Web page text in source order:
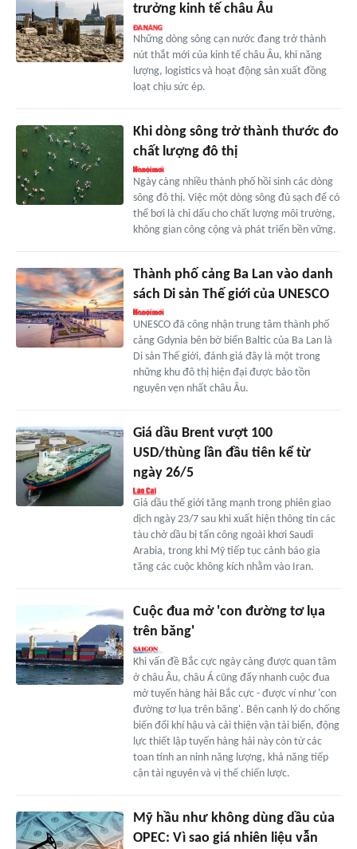
trưởng kinh tế châu Âu
Những dòng sông cạn nước đang trở thành
nút thắt mới của kinh tế châu Âu, khi năng
lượng, logistics và hoạt động sản xuất đồng
loạt chịu sức ép.
Khi dòng sông trở thành thước đo
chất lượng đô thị
Ngày càng nhiều thành phố hồi sinh các dòng
sông đô thị. Việc một dòng sông đủ sạch để có
thể bơi là chỉ dấu cho chất lượng môi trường,
không gian công cộng và phát triển bền vững.
Thành phố cảng Ba Lan vào danh
sách Di sản Thế giới của UNESCO
UNESCO đã công nhận trung tâm thành phố
cảng Gdynia bên bờ biển Baltic của Ba Lan là
Di sản Thế giới, đánh giá đây là một trong
những khu đô thị hiện đại được bảo tồn
nguyên vẹn nhất châu Âu.
Giá dầu Brent vượt 100
USD/thùng lần đầu tiên kể từ
ngày 26/5
Giá dầu thế giới tăng mạnh trong phiên giao
dịch ngày 23/7 sau khi xuất hiện thông tin các
tàu chở dầu bị tấn công ngoài khơi Saudi
Arabia, trong khi Mỹ tiếp tục cảnh báo gia
tăng các cuộc không kích nhằm vào Iran.
Cuộc đua mở 'con đường tơ lụa
trên băng'
Khi vấn đề Bắc cực ngày càng được quan tâm
ở châu Âu, châu Á cũng đẩy nhanh cuộc đua
mở tuyến hàng hải Bắc cực - được ví như 'con
đường tơ lụa trên băng'. Bên cạnh lý do chống
biến đổi khí hậu và cải thiện vận tải biển, động
lực thiết lập tuyến hàng hải này còn từ các
toan tính an ninh năng lượng, khả năng tiếp
cận tài nguyên và vị thế chiến lược.
Mỹ hầu như không dùng dầu của
OPEC: Vì sao giá nhiên liệu vẫn